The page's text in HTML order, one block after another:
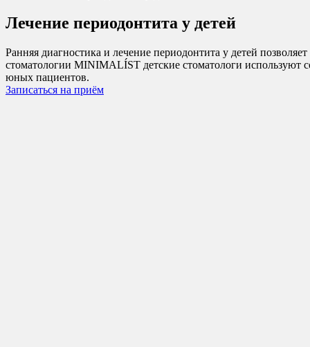
Лечение периодонтита у детей
Ранняя диагностика и лечение периодонтита у детей
стоматологии MINIMALÍST детские стоматологи используют
юных пациентов.
Записаться на приём